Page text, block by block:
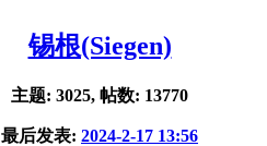
锡根(Siegen)
主题: 3025, 帖数: 13770
最后发表: 2024-2-17 13:56